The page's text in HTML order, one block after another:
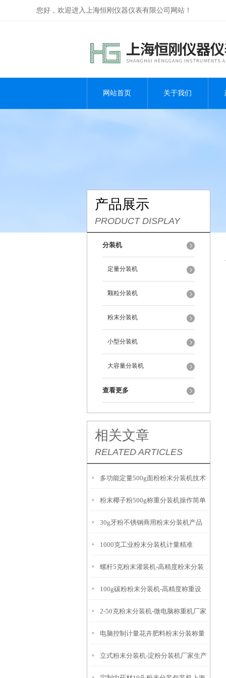
您好，欢迎进入上海恒刚仪器仪表有限公司网站！
网站首页 关于我们
产品展示
PRODUCT DISPLAY
分装机
定量分装机
颗粒分装机
粉末分装机
小型分装机
大容量分装机
查看更多
相关文章
RELATED ARTICLES
多功能定量500g面粉粉末分装机技术
参数
粉末椰子粉500g称重分装机操作简单
30g牙粉不锈钢商用粉末分装机产品
简介
1000克工业粉末分装机计量精准
螺杆5克粉末灌装机-高精度粉末分装
设备
100g碳粉粉末分装机-高精度称重设
备
2-50克粉末分装机-微电脑称重机厂家
电脑控制计量花卉肥料粉末分装称量
设备
立式粉末分装机-淀粉分装机厂家生产